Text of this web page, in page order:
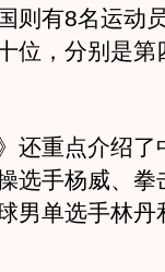
则有8名运动
位，分别是第
重点介绍了
选手杨威、拳
男单选手林丹